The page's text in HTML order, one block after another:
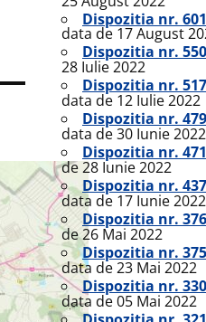
Dispozitia nr. 601
data de 17 August
Dispozitia nr. 550
28 Iulie 2022
Dispozitia nr. 517
data de 12 Iulie 2022
Dispozitia nr. 479
data de 30 Iunie 2022
Dispozitia nr. 471
de 28 Iunie 2022
Dispozitia nr. 437
data de 17 Iunie 2022
Dispozitia nr. 376
de 26 Mai 2022
Dispozitia nr. 375
data de 23 Mai 2022
Dispozitia nr. 330
data de 05 Mai 2022